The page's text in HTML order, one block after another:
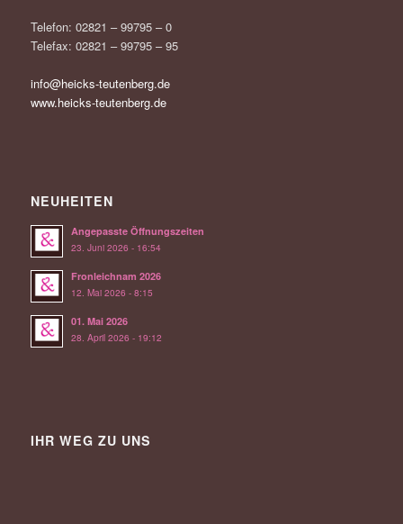
Telefon: 02821 – 99795 – 0
Telefax: 02821 – 99795 – 95
info@heicks-teutenberg.de
www.heicks-teutenberg.de
NEUHEITEN
Angepasste Öffnungszeiten
23. Juni 2026 - 16:54
Fronleichnam 2026
12. Mai 2026 - 8:15
01. Mai 2026
28. April 2026 - 19:12
IHR WEG ZU UNS